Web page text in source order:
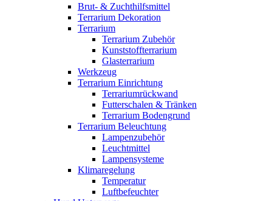
Brut- & Zuchthilfsmittel
Terrarium Dekoration
Terrarium
Terrarium Zubehör
Kunststoffterrarium
Glasterrarium
Werkzeug
Terrarium Einrichtung
Terrariumrückwand
Futterschalen & Tränken
Terrarium Bodengrund
Terrarium Beleuchtung
Lampenzubehör
Leuchtmittel
Lampensysteme
Klimaregelung
Temperatur
Luftbefeuchter